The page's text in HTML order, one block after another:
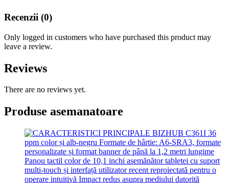
Recenzii (0)
Only logged in customers who have purchased this product may
leave a review.
Reviews
There are no reviews yet.
Produse asemanatoare